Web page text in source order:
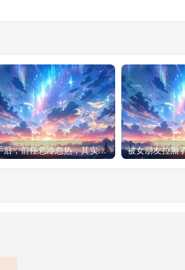
分手后，前任忽冷忽热，其实更容易复合 被女朋友拉黑